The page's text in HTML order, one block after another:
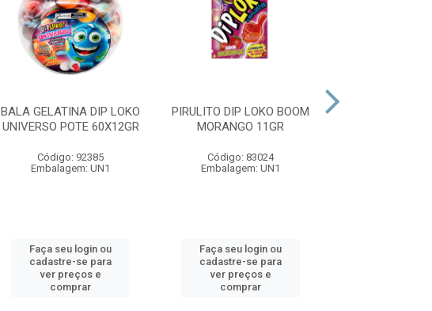
BALA GELATINA DIP LOKO
UNIVERSO POTE 60X12GR
Código: 92385
Embalagem: UN1
Faça seu login ou
cadastre-se para
ver preços e
comprar
PIRULITO DIP LOKO BOOM
MORANGO 11GR
Código: 83024
Embalagem: UN1
Faça seu login ou
cadastre-se para
ver preços e
comprar